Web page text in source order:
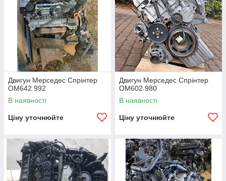
Двигун Мерседес Спрінтер
OM642.992
В наявності
Ціну уточнюйте
Двигун Мерседес Спрінтер
OM602.980
В наявності
Ціну уточнюйте